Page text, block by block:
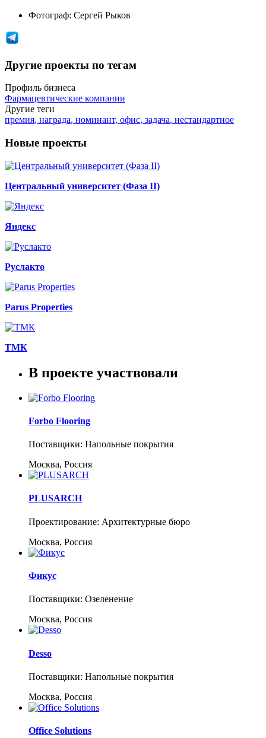
Фотограф: Сергей Рыков
Другие проекты по тегам
Профиль бизнеса
Фармацевтические компании
Другие теги
премия, награда, номинант, офис, задача, нестандартное
Новые проекты
Центральный университет (Фаза II)
Яндекс
Руслакто
Parus Properties
ТМК
В проекте участвовали
Forbo Flooring
Поставщики: Напольные покрытия
Москва, Россия
PLUSARCH
Проектирование: Архитектурные бюро
Москва, Россия
Фикус
Поставщики: Озеленение
Москва, Россия
Desso
Поставщики: Напольные покрытия
Москва, Россия
Office Solutions